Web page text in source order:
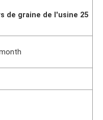
de graine de l'usine 25